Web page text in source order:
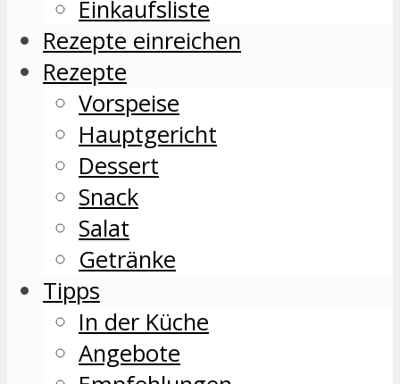
Einkaufsliste
Rezepte einreichen
Rezepte
Vorspeise
Hauptgericht
Dessert
Snack
Salat
Getränke
Tipps
In der Küche
Angebote